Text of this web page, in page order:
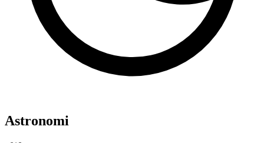
Astronomi